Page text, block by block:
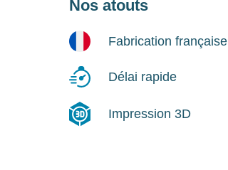
Nos atouts
Fabrication française
Délai rapide
Impression 3D